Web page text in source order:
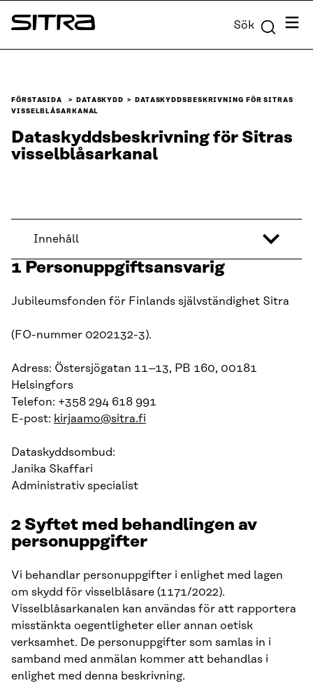
Skip to
content
Sitra Sök Meny
FÖRSTASIDA DATASKYDD
DATASKYDDSBESKRIVNING FÖR SITRAS
VISSELBLÅSARKANAL
Dataskyddsbeskrivning för Sitras
visselblåsarkanal
Innehåll
1 Personuppgiftsansvarig
Jubileumsfonden för Finlands självständighet Sitra
(FO-nummer 0202132-3).
Adress: Östersjögatan 11–13, PB 160, 00181
Helsingfors
Telefon: +358 294 618 991
E-post: kirjaamo@sitra.fi
Dataskyddsombud:
Janika Skaffari
Administrativ specialist
2 Syftet med behandlingen av
personuppgifter
Vi behandlar personuppgifter i enlighet med lagen
om skydd för visselblåsare (1171/2022).
Visselblåsarkanalen kan användas för att rapportera
misstänkta oegentligheter eller annan oetisk
verksamhet. De personuppgifter som samlas in i
samband med anmälan kommer att behandlas i
enlighet med denna beskrivning.